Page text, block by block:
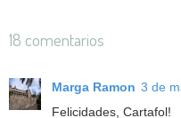
18 comentarios
Marga Ramon 3 de
Felicidades, Cartafol!